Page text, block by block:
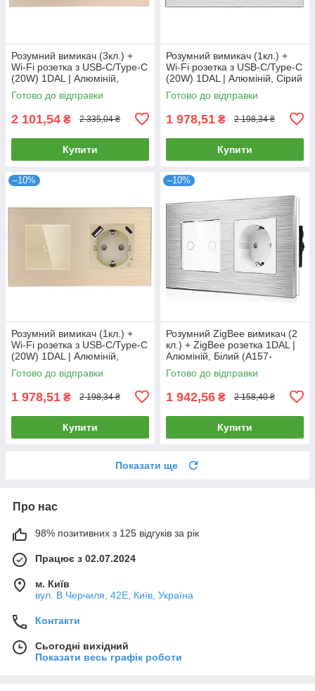
Розумний вимикач (3кл.) +
Wi-Fi розетка з USB-C/Type-C
(20W) 1DAL | Алюміній,
Золото (A157-GSW3G.WF-
STUTC.WF.GD)
Готово до відправки
2 101,54 ₴ 2 335,04 ₴
Купити
Розумний вимикач (1кл.) +
Wi-Fi розетка з USB-C/Type-C
(20W) 1DAL | Алюміній, Сірий
(A157-GSW1G.WF-
STUTC.WF.GR)
Готово до відправки
1 978,51 ₴ 2 198,34 ₴
Купити
–10%
Розумний вимикач (1кл.) +
Wi-Fi розетка з USB-C/Type-C
(20W) 1DAL | Алюміній,
Золото (A157-GSW1G.WF-
STUTC.WF.GD)
Готово до відправки
1 978,51 ₴ 2 198,34 ₴
Купити
–10%
Розумний ZigBee вимикач (2
кл.) + ZigBee розетка 1DAL |
Алюміній, Білий (A157-
GSW2G.ZB-ST.ZB.WT)
Готово до відправки
1 942,56 ₴ 2 158,40 ₴
Купити
Показати ще
Про нас
98% позитивних з 125 відгуків за рік
Працює з 02.07.2024
м. Київ
вул. В.Черчиля, 42Е, Київ, Україна
Контакти
Сьогодні вихідний
Показати весь графік роботи